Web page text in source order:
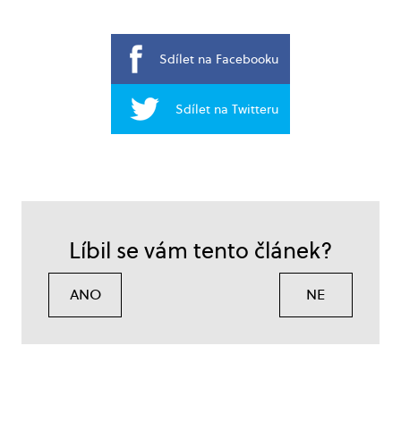
Sdílet na Facebooku
Sdílet na Twitteru
Líbil se vám tento článek?
ANO NE